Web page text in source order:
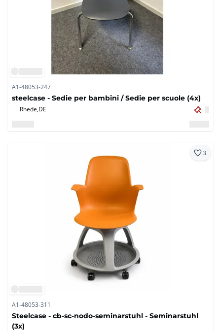
A1-48053-247
steelcase - Sedie per bambini / Sedie per scuole (4x)
Rhede,DE
3
A1-48053-311
Steelcase - cb-sc-nodo-seminarstuhl - Seminarstuhl
(3x)